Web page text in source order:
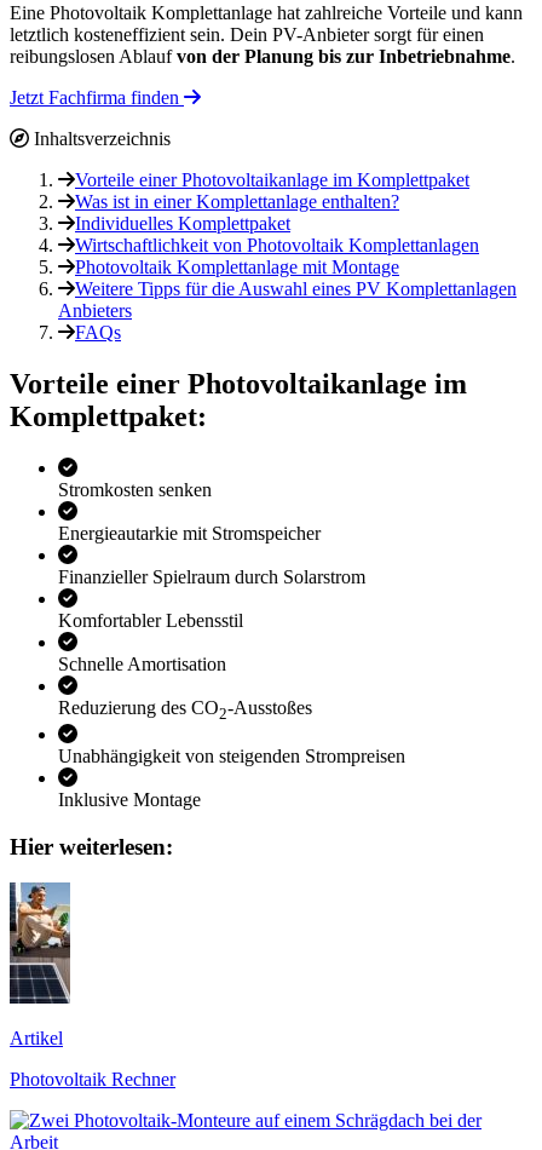
Eine Photovoltaik Komplettanlage hat zahlreiche Vorteile und kann
letztlich kosteneffizient sein. Dein PV-Anbieter sorgt für einen
reibungslosen Ablaufvon der Planung bis zur Inbetriebnahme.
Jetzt Fachfirma finden
Inhaltsverzeichnis
Vorteile einer Photovoltaikanlage im Komplettpaket
Was ist in einer Komplettanlage enthalten?
Individuelles Komplettpaket
Wirtschaftlichkeit von Photovoltaik Komplettanlagen
Photovoltaik Komplettanlage mit Montage
Weitere Tipps für die Auswahl eines PV Komplettanlagen
Anbieters
FAQs
Vorteile einer Photo­voltaik­anlage im
Komplettpaket:
Stromkosten senken
Energieautarkie mit Stromspeicher
Finanzieller Spielraum durch Solarstrom
Komfortabler Lebensstil
Schnelle Amortisation
Reduzierung des CO2-Ausstoßes
Unabhängigkeit von steigenden Strompreisen
Inklusive Montage
Hier weiterlesen:
Artikel
Photovoltaik Rechner